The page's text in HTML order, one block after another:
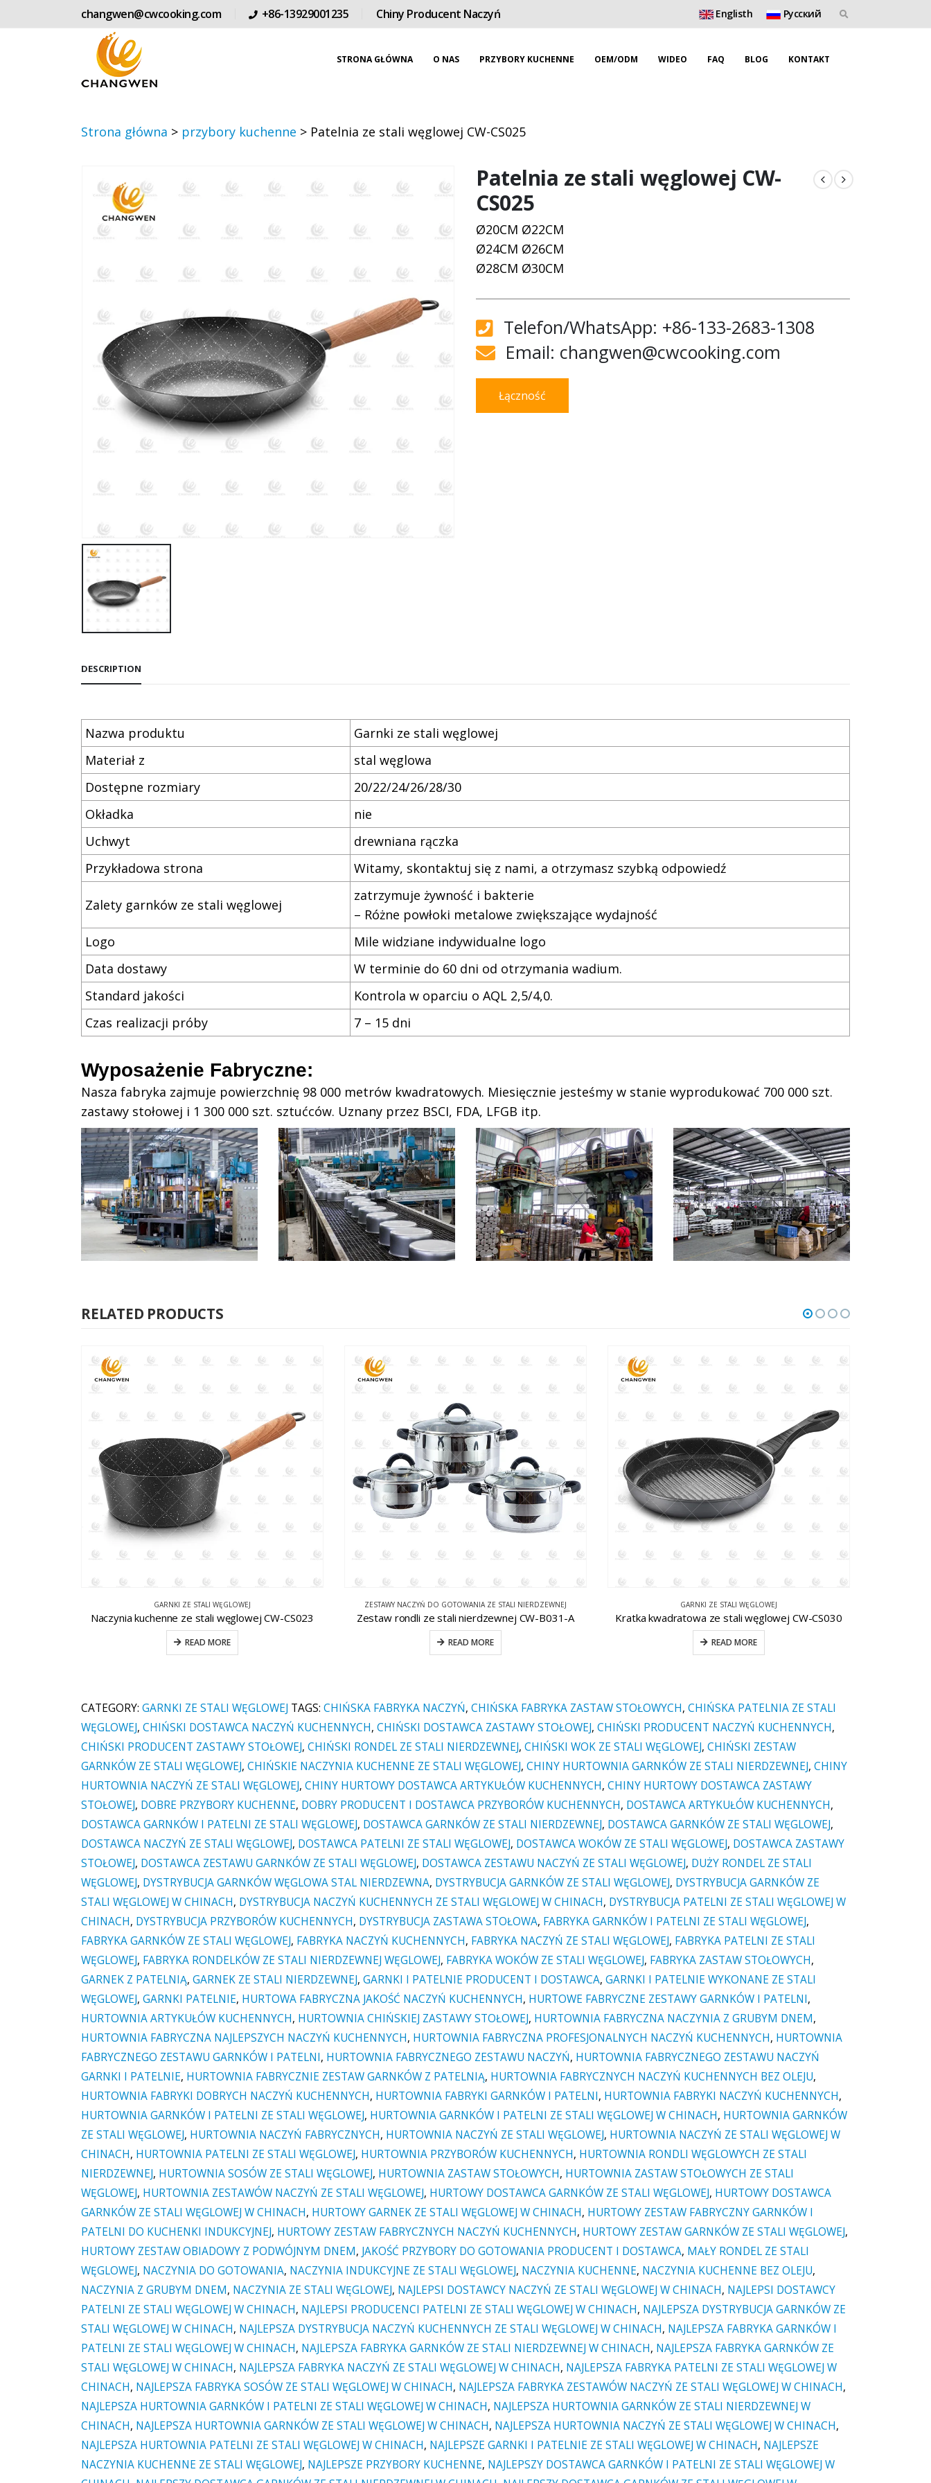
changwen@cwcooking.com +86-13929001235 Chiny Producent Naczyń Englisth Pусский
STRONA GŁÓWNA O NAS PRZYBORY KUCHENNE OEM/ODM WIDEO FAQ BLOG KONTAKT
Strona główna > przybory kuchenne > Patelnia ze stali węglowej CW-CS025
Patelnia ze stali węglowej CW-
CS025
Ø20CM Ø22CM
Ø24CM Ø26CM
Ø28CM Ø30CM
Telefon/WhatsApp: +86-133-2683-1308
Email: changwen@cwcooking.com
Łączność
DESCRIPTION
Nazwa produktu
Garnki ze stali węglowej
Materiał z
stal węglowa
Dostępne rozmiary
20/22/24/26/28/30
Okładka
nie
Uchwyt
drewniana rączka
Przykładowa strona
Witamy, skontaktuj się z nami, a otrzymasz szybką odpowiedź
Zalety garnków ze stali węglowej
zatrzymuje żywność i bakterie
– Różne powłoki metalowe zwiększające wydajność
Logo
Mile widziane indywidualne logo
Data dostawy
W terminie do 60 dni od otrzymania wadium.
Standard jakości
Kontrola w oparciu o AQL 2,5/4,0.
Czas realizacji próby
7 – 15 dni
Wyposażenie Fabryczne:
Nasza fabryka zajmuje powierzchnię 98 000 metrów kwadratowych. Miesięcznie jesteśmy w stanie wyprodukować 700 000 szt.
zastawy stołowej i 1 300 000 szt. sztućców. Uznany przez BSCI, FDA, LFGB itp.
RELATED PRODUCTS
ZESTAWY NACZYŃ DO GOTOWANIA ZE STALI NIERDZEWNEJ
Zestaw rondli ze stali nierdzewnej CW-B031-A
READ MORE
GARNKI ZE STALI WĘGLOWEJ
Kratka kwadratowa ze stali węglowej CW-CS030
READ MORE
ZESTAWY NACZYŃ DO GOTOWANIA ZE STALI NIERDZEWNEJ
Rondel i patelnia sauté ze stali nierdzewnej 5 szt. CW-B027
READ MORE
CATEGORY: GARNKI ZE STALI WĘGLOWEJ TAGS: CHIŃSKA FABRYKA NACZYŃ, CHIŃSKA FABRYKA ZASTAW STOŁOWYCH, CHIŃSKA PATELNIA ZE STALI
WĘGLOWEJ, CHIŃSKI DOSTAWCA NACZYŃ KUCHENNYCH, CHIŃSKI DOSTAWCA ZASTAWY STOŁOWEJ, CHIŃSKI PRODUCENT NACZYŃ KUCHENNYCH,
CHIŃSKI PRODUCENT ZASTAWY STOŁOWEJ, CHIŃSKI RONDEL ZE STALI NIERDZEWNEJ, CHIŃSKI WOK ZE STALI WĘGLOWEJ, CHIŃSKI ZESTAW
GARNKÓW ZE STALI WĘGLOWEJ, CHIŃSKIE NACZYNIA KUCHENNE ZE STALI WĘGLOWEJ, CHINY HURTOWNIA GARNKÓW ZE STALI NIERDZEWNEJ, CHINY
HURTOWNIA NACZYŃ ZE STALI WĘGLOWEJ, CHINY HURTOWY DOSTAWCA ARTYKUŁÓW KUCHENNYCH, CHINY HURTOWY DOSTAWCA ZASTAWY
STOŁOWEJ, DOBRE PRZYBORY KUCHENNE, DOBRY PRODUCENT I DOSTAWCA PRZYBORÓW KUCHENNYCH, DOSTAWCA ARTYKUŁÓW KUCHENNYCH,
DOSTAWCA GARNKÓW I PATELNI ZE STALI WĘGLOWEJ, DOSTAWCA GARNKÓW ZE STALI NIERDZEWNEJ, DOSTAWCA GARNKÓW ZE STALI WĘGLOWEJ,
DOSTAWCA NACZYŃ ZE STALI WĘGLOWEJ, DOSTAWCA PATELNI ZE STALI WĘGLOWEJ, DOSTAWCA WOKÓW ZE STALI WĘGLOWEJ, DOSTAWCA ZASTAWY
STOŁOWEJ, DOSTAWCA ZESTAWU GARNKÓW ZE STALI WĘGLOWEJ, DOSTAWCA ZESTAWU NACZYŃ ZE STALI WĘGLOWEJ, DUŻY RONDEL ZE STALI
WĘGLOWEJ, DYSTRYBUCJA GARNKÓW WĘGLOWA STAL NIERDZEWNA, DYSTRYBUCJA GARNKÓW ZE STALI WĘGLOWEJ, DYSTRYBUCJA GARNKÓW ZE
STALI WĘGLOWEJ W CHINACH, DYSTRYBUCJA NACZYŃ KUCHENNYCH ZE STALI WĘGLOWEJ W CHINACH, DYSTRYBUCJA PATELNI ZE STALI WĘGLOWEJ W
CHINACH, DYSTRYBUCJA PRZYBORÓW KUCHENNYCH, DYSTRYBUCJA ZASTAWA STOŁOWA, FABRYKA GARNKÓW I PATELNI ZE STALI WĘGLOWEJ,
FABRYKA GARNKÓW ZE STALI WĘGLOWEJ, FABRYKA NACZYŃ KUCHENNYCH, FABRYKA NACZYŃ ZE STALI WĘGLOWEJ, FABRYKA PATELNI ZE STALI
WĘGLOWEJ, FABRYKA RONDELKÓW ZE STALI NIERDZEWNEJ WĘGLOWEJ, FABRYKA WOKÓW ZE STALI WĘGLOWEJ, FABRYKA ZASTAW STOŁOWYCH,
GARNEK Z PATELNIĄ, GARNEK ZE STALI NIERDZEWNEJ, GARNKI I PATELNIE PRODUCENT I DOSTAWCA, GARNKI I PATELNIE WYKONANE ZE STALI
WĘGLOWEJ, GARNKI PATELNIE, HURTOWA FABRYCZNA JAKOŚĆ NACZYŃ KUCHENNYCH, HURTOWE FABRYCZNE ZESTAWY GARNKÓW I PATELNI,
HURTOWNIA ARTYKUŁÓW KUCHENNYCH, HURTOWNIA CHIŃSKIEJ ZASTAWY STOŁOWEJ, HURTOWNIA FABRYCZNA NACZYNIA Z GRUBYM DNEM,
HURTOWNIA FABRYCZNA NAJLEPSZYCH NACZYŃ KUCHENNYCH, HURTOWNIA FABRYCZNA PROFESJONALNYCH NACZYŃ KUCHENNYCH, HURTOWNIA
FABRYCZNEGO ZESTAWU GARNKÓW I PATELNI, HURTOWNIA FABRYCZNEGO ZESTAWU NACZYŃ, HURTOWNIA FABRYCZNEGO ZESTAWU NACZYŃ
GARNKI I PATELNIE, HURTOWNIA FABRYCZNIE ZESTAW GARNKÓW Z PATELNIĄ, HURTOWNIA FABRYCZNYCH NACZYŃ KUCHENNYCH BEZ OLEJU,
HURTOWNIA FABRYKI DOBRYCH NACZYŃ KUCHENNYCH, HURTOWNIA FABRYKI GARNKÓW I PATELNI, HURTOWNIA FABRYKI NACZYŃ KUCHENNYCH,
HURTOWNIA GARNKÓW I PATELNI ZE STALI WĘGLOWEJ, HURTOWNIA GARNKÓW I PATELNI ZE STALI WĘGLOWEJ W CHINACH, HURTOWNIA GARNKÓW
ZE STALI WĘGLOWEJ, HURTOWNIA NACZYŃ FABRYCZNYCH, HURTOWNIA NACZYŃ ZE STALI WĘGLOWEJ, HURTOWNIA NACZYŃ ZE STALI WĘGLOWEJ W
CHINACH, HURTOWNIA PATELNI ZE STALI WĘGLOWEJ, HURTOWNIA PRZYBORÓW KUCHENNYCH, HURTOWNIA RONDLI WĘGLOWYCH ZE STALI
NIERDZEWNEJ, HURTOWNIA SOSÓW ZE STALI WĘGLOWEJ, HURTOWNIA ZASTAW STOŁOWYCH, HURTOWNIA ZASTAW STOŁOWYCH ZE STALI
WĘGLOWEJ, HURTOWNIA ZESTAWÓW NACZYŃ ZE STALI WĘGLOWEJ, HURTOWY DOSTAWCA GARNKÓW ZE STALI WĘGLOWEJ, HURTOWY DOSTAWCA
GARNKÓW ZE STALI WĘGLOWEJ W CHINACH, HURTOWY GARNEK ZE STALI WĘGLOWEJ W CHINACH, HURTOWY ZESTAW FABRYCZNY GARNKÓW I
PATELNI DO KUCHENKI INDUKCYJNEJ, HURTOWY ZESTAW FABRYCZNYCH NACZYŃ KUCHENNYCH, HURTOWY ZESTAW GARNKÓW ZE STALI WĘGLOWEJ,
HURTOWY ZESTAW OBIADOWY Z PODWÓJNYM DNEM, JAKOŚĆ PRZYBORY DO GOTOWANIA PRODUCENT I DOSTAWCA, MAŁY RONDEL ZE STALI
WĘGLOWEJ, NACZYNIA DO GOTOWANIA, NACZYNIA INDUKCYJNE ZE STALI WĘGLOWEJ, NACZYNIA KUCHENNE, NACZYNIA KUCHENNE BEZ OLEJU,
NACZYNIA Z GRUBYM DNEM, NACZYNIA ZE STALI WĘGLOWEJ, NAJLEPSI DOSTAWCY NACZYŃ ZE STALI WĘGLOWEJ W CHINACH, NAJLEPSI DOSTAWCY
PATELNI ZE STALI WĘGLOWEJ W CHINACH, NAJLEPSI PRODUCENCI PATELNI ZE STALI WĘGLOWEJ W CHINACH, NAJLEPSZA DYSTRYBUCJA GARNKÓW ZE
STALI WĘGLOWEJ W CHINACH, NAJLEPSZA DYSTRYBUCJA NACZYŃ KUCHENNYCH ZE STALI WĘGLOWEJ W CHINACH, NAJLEPSZA FABRYKA GARNKÓW I
PATELNI ZE STALI WĘGLOWEJ W CHINACH, NAJLEPSZA FABRYKA GARNKÓW ZE STALI NIERDZEWNEJ W CHINACH, NAJLEPSZA FABRYKA GARNKÓW ZE
STALI WĘGLOWEJ W CHINACH, NAJLEPSZA FABRYKA NACZYŃ ZE STALI WĘGLOWEJ W CHINACH, NAJLEPSZA FABRYKA PATELNI ZE STALI WĘGLOWEJ W
CHINACH, NAJLEPSZA FABRYKA SOSÓW ZE STALI WĘGLOWEJ W CHINACH, NAJLEPSZA FABRYKA ZESTAWÓW NACZYŃ ZE STALI WĘGLOWEJ W CHINACH,
NAJLEPSZA HURTOWNIA GARNKÓW I PATELNI ZE STALI WĘGLOWEJ W CHINACH, NAJLEPSZA HURTOWNIA GARNKÓW ZE STALI NIERDZEWNEJ W
CHINACH, NAJLEPSZA HURTOWNIA GARNKÓW ZE STALI WĘGLOWEJ W CHINACH, NAJLEPSZA HURTOWNIA NACZYŃ ZE STALI WĘGLOWEJ W CHINACH,
NAJLEPSZA HURTOWNIA PATELNI ZE STALI WĘGLOWEJ W CHINACH, NAJLEPSZE GARNKI I PATELNIE ZE STALI WĘGLOWEJ W CHINACH, NAJLEPSZE
NACZYNIA KUCHENNE ZE STALI WĘGLOWEJ, NAJLEPSZE PRZYBORY KUCHENNE, NAJLEPSZY DOSTAWCA GARNKÓW I PATELNI ZE STALI WĘGLOWEJ W